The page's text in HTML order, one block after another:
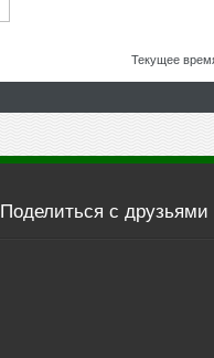
Текущее
Поделиться с друзьями